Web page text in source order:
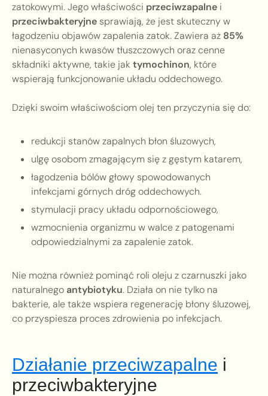
zatokowymi. Jego właściwości przeciwzapalne i
przeciwbakteryjne sprawiają, że jest skuteczny w
łagodzeniu objawów zapalenia zatok. Zawiera aż 85%
nienasyconych kwasów tłuszczowych oraz cenne
składniki aktywne, takie jak tymochinon, które
wspierają funkcjonowanie układu oddechowego.
Dzięki swoim właściwościom olej ten przyczynia się do:
redukcji stanów zapalnych błon śluzowych,
ulgę osobom zmagającym się z gęstym katarem,
łagodzenia bólów głowy spowodowanych
infekcjami górnych dróg oddechowych.
stymulacji pracy układu odpornościowego,
wzmocnienia organizmu w walce z patogenami
odpowiedzialnymi za zapalenie zatok.
Nie można również pominąć roli oleju z czarnuszki jako
naturalnegoantybiotyku. Działa on nie tylko na
bakterie, ale także wspiera regenerację błony śluzowej,
co przyspiesza proces zdrowienia po infekcjach.
Działanie przeciwzapalne i
przeciwbakteryjne